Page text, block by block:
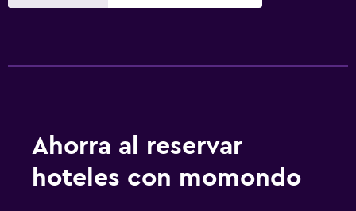
Ahorra al reservar
hoteles con momondo